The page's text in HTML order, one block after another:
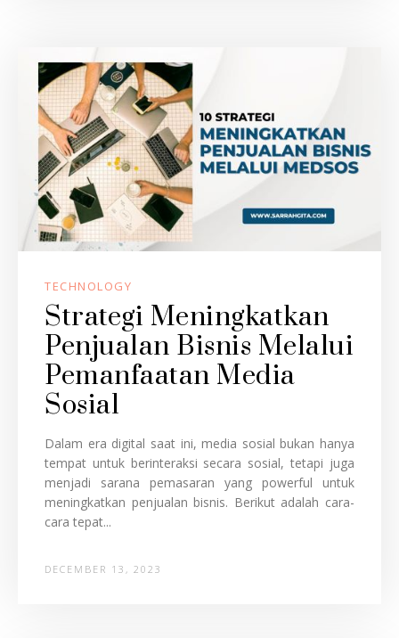
TECHNOLOGY
Strategi Meningkatkan
Penjualan Bisnis Melalui
Pemanfaatan Media
Sosial
Dalam era digital saat ini, media sosial bukan hanya
tempat untuk berinteraksi secara sosial, tetapi juga
menjadi sarana pemasaran yang powerful untuk
meningkatkan penjualan bisnis. Berikut adalah cara-
cara tepat...
DECEMBER 13, 2023